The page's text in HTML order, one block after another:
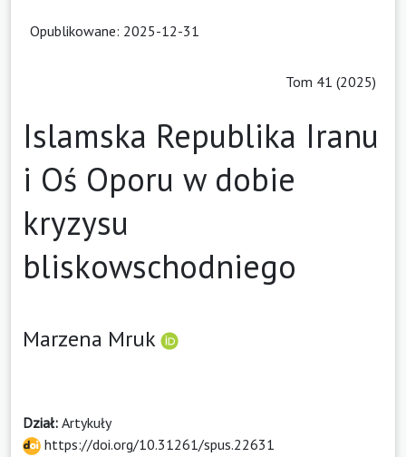
Opublikowane: 2025-12-31
Tom 41 (2025)
Islamska Republika Iranu
i Oś Oporu w dobie
kryzysu
bliskowschodniego
Marzena Mruk
Dział: Artykuły
https://doi.org/10.31261/spus.22631